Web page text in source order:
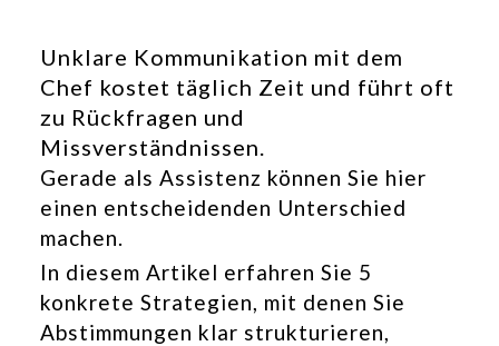
Unklare Kommunikation mit dem
Chef kostet täglich Zeit und führt oft
zu Rückfragen und
Missverständnissen.
Gerade als Assistenz können Sie hier
einen entscheidenden Unterschied
machen.
In diesem Artikel erfahren Sie 5
konkrete Strategien, mit denen Sie
Abstimmungen klar strukturieren,